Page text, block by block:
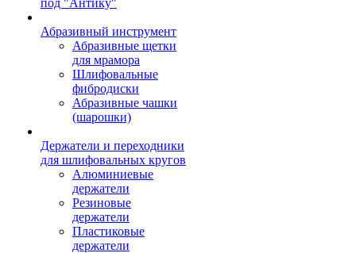
под "Антику"
Абразивный инструмент
Абразивные щетки
для мрамора
Шлифовальные
фибродиски
Абразивные чашки
(шарошки)
Держатели и переходники
для шлифовальных кругов
Алюминиевые
держатели
Резиновые
держатели
Пластиковые
держатели